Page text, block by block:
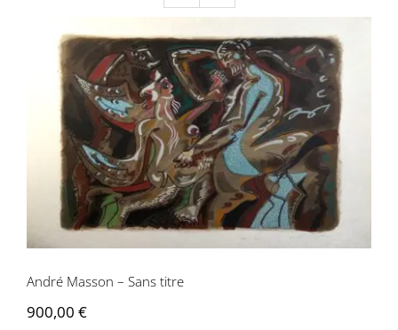
Artistes
Éditions
Area revue)s(
Area antic
Blog
À propos
André Masson – Sans titre
André Masson – Sans titre
900,00 €